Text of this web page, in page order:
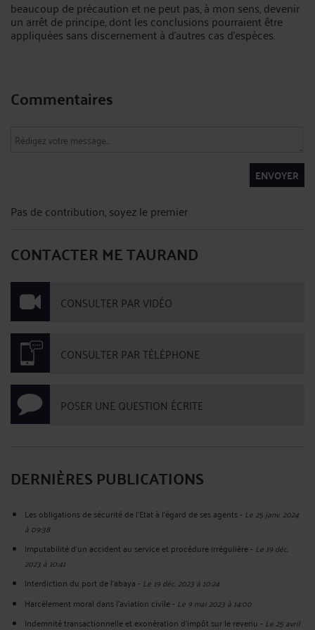
beaucoup de précaution et ne peut pas, à mon sens, devenir
un arrêt de principe, dont les conclusions pourraient être
appliquées sans discernement à d’autres cas d’espèces.
Commentaires
ENVOYER
Pas de contribution, soyez le premier
CONTACTER ME TAURAND
CONSULTER PAR VIDÉO
CONSULTER PAR TÉLÉPHONE
POSER UNE QUESTION ÉCRITE
DERNIÈRES PUBLICATIONS
Les obligations de sécurité de l'Etat à l'égard de ses agents- Le 25 janv. 2024
à 09:38
Imputabilité d'un accident au service et procédure irrégulière- Le 19 déc.
2023 à 10:41
Interdiction du port de l'abaya- Le 19 déc. 2023 à 10:24
Harcèlement moral dans l'aviation civile- Le 9 mai 2023 à 14:00
Indemnité transactionnelle et exonération d'impôt sur le revenu- Le 25 avril